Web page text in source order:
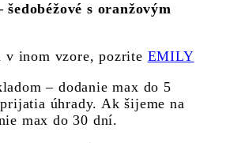
s oranžovým
v inom vzore, pozrite EMILY
– dodanie max do 5
úhrady. Ak šijeme na
max do 30 dní.